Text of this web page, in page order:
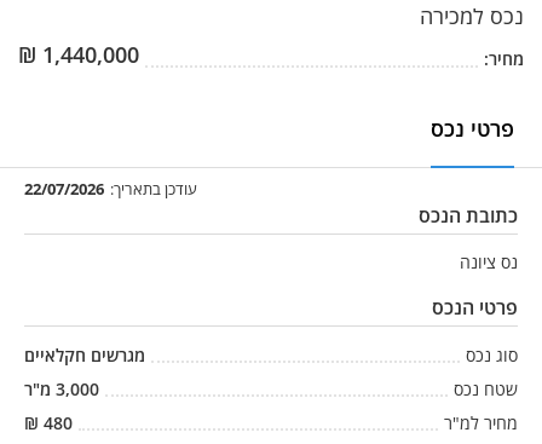
נכס למכירה
מחיר: 1,440,000
₪
פרטי נכס
עודכן בתאריך: 22/07/2026
כתובת הנכס
נס ציונה
פרטי הנכס
סוג נכס
מגרשים חקלאיים
שטח נכס
3,000 מ"ר
מחיר למ"ר
480
₪